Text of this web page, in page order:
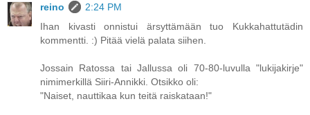
reino
2:24 PM
Ihan kivasti onnistui ärsyttämään tuo Kukkahattutädin
kommentti. :) Pitää vielä palata siihen.
Jossain Ratossa tai Jallussa oli 70-80-luvulla "lukijakirje"
nimimerkillä Siiri-Annikki. Otsikko oli:
"Naiset, nauttikaa kun teitä raiskataan!"